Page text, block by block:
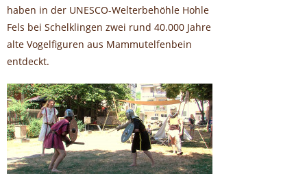
haben in der UNESCO-Welterbehöhle Hohle
Fels bei Schelklingen zwei rund 40.000 Jahre
alte Vogelfiguren aus Mammutelfenbein
entdeckt.
Stadtgraben wird zum Kolosseum